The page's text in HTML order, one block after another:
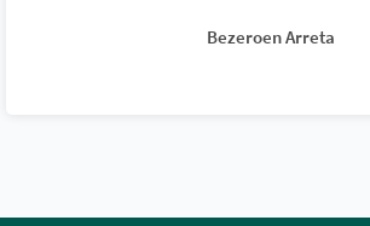
Bezeroen Arreta